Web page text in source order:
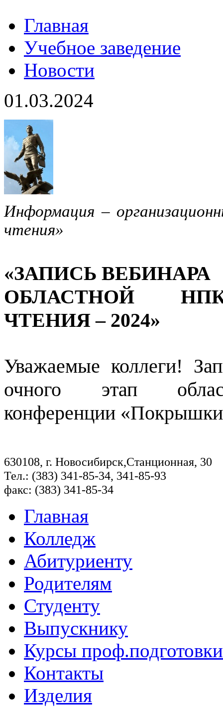
Главная
Учебное заведение
Новости
01.03.2024
Информация –
чтения»
«ЗАПИСЬ ВЕБИНАРА
ОБЛАСТНОЙ
ЧТЕНИЯ – 2024»
Уважаемые коллеги!
очного этап
конференции
630108, г. Новосибирск,Станционная, 30
Тел.: (383) 341-85-34, 341-85-93
факс: (383) 341-85-34
Главная
Колледж
Абитуриенту
Родителям
Студенту
Выпускнику
Курсы проф.подготовки
Контакты
Изделия